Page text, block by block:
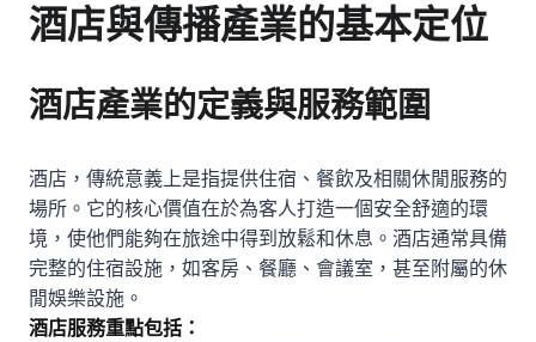
酒店與傳播產業的基本定位
酒店產業的定義與服務範圍
酒店，傳統意義上是指提供住宿、餐飲及相關休閒服務的
場所。它的核心價值在於為客人打造一個安全舒適的環
境，使他們能夠在旅途中得到放鬆和休息。酒店通常具備
完整的住宿設施，如客房、餐廳、會議室，甚至附屬的休
閒娛樂設施。
酒店服務重點包括：